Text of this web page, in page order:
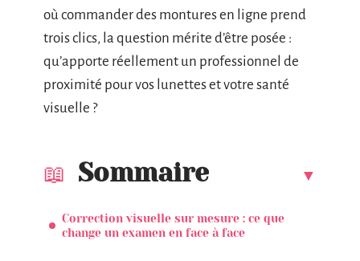
où commander des montures en ligne prend
trois clics, la question mérite d’être posée :
qu’apporte réellement un professionnel de
proximité pour vos lunettes et votre santé
visuelle ?
Sommaire
Correction visuelle sur mesure : ce que
change un examen en face à face